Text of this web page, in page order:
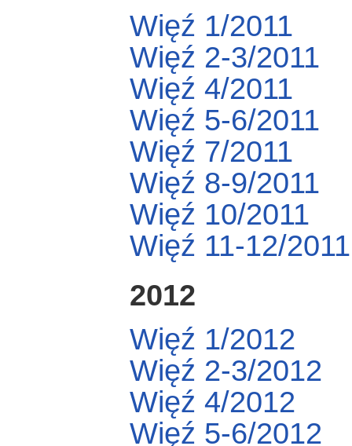
Więź 1/2011
Więź 2-3/2011
Więź 4/2011
Więź 5-6/2011
Więź 7/2011
Więź 8-9/2011
Więź 10/2011
Więź 11-12/2011
2012
Więź 1/2012
Więź 2-3/2012
Więź 4/2012
Więź 5-6/2012